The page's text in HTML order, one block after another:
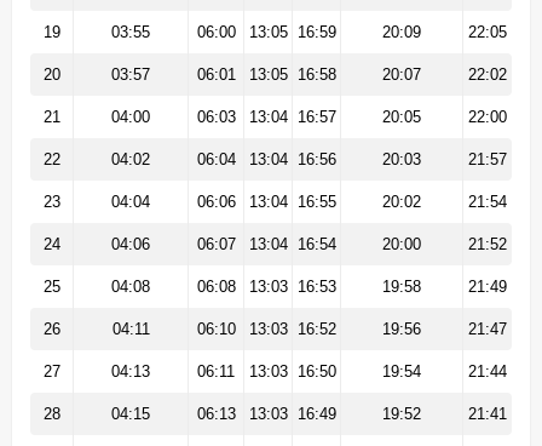
19 03:55 06:00 13:05 16:59 20:09 22:05
20 03:57 06:01 13:05 16:58 20:07 22:02
21 04:00 06:03 13:04 16:57 20:05 22:00
22 04:02 06:04 13:04 16:56 20:03 21:57
23 04:04 06:06 13:04 16:55 20:02 21:54
24 04:06 06:07 13:04 16:54 20:00 21:52
25 04:08 06:08 13:03 16:53 19:58 21:49
26 04:11 06:10 13:03 16:52 19:56 21:47
27 04:13 06:11 13:03 16:50 19:54 21:44
28 04:15 06:13 13:03 16:49 19:52 21:41